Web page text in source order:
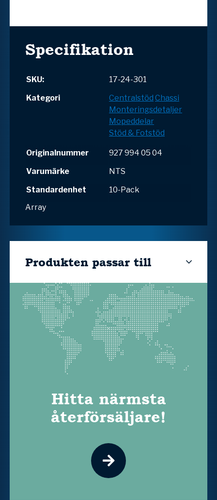
Specifikation
SKU:
17-24-301
Kategori
Centralstöd Chassi
Monteringsdetaljer
Mopeddelar
Stöd & Fotstöd
Originalnummer
927 994 05 04
Varumärke
NTS
Standardenhet
10-Pack
Array
Produkten passar till
Hitta närmsta
återförsäljare!